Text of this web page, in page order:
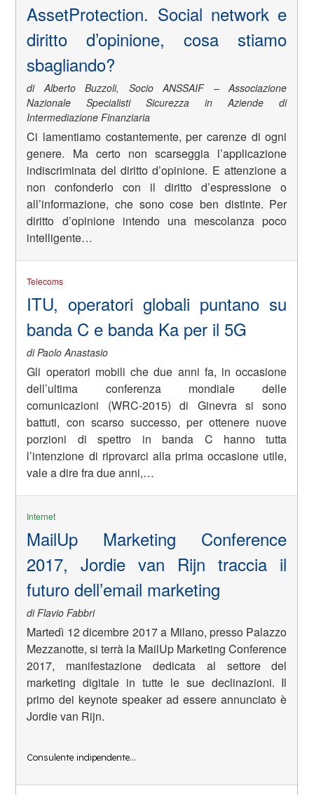
AssetProtection. Social network e
diritto d’opinione, cosa stiamo
sbagliando?
di Alberto Buzzoli, Socio ANSSAIF – Associazione
Nazionale Specialisti Sicurezza in Aziende di
Intermediazione Finanziaria
Ci lamentiamo costantemente, per carenze di ogni
genere. Ma certo non scarseggia l’applicazione
indiscriminata del diritto d’opinione. E attenzione a
non confonderlo con il diritto d’espressione o
all’informazione, che sono cose ben distinte. Per
diritto d’opinione intendo una mescolanza poco
intelligente…
Telecoms
ITU, operatori globali puntano su
banda C e banda Ka per il 5G
di Paolo Anastasio
Gli operatori mobili che due anni fa, in occasione
dell’ultima conferenza mondiale delle
comunicazioni (WRC-2015) di Ginevra si sono
battuti, con scarso successo, per ottenere nuove
porzioni di spettro in banda C hanno tutta
l’intenzione di riprovarci alla prima occasione utile,
vale a dire fra due anni,…
Internet
MailUp Marketing Conference
2017, Jordie van Rijn traccia il
futuro dell’email marketing
di Flavio Fabbri
Martedì 12 dicembre 2017 a Milano, presso Palazzo
Mezzanotte, si terrà la MailUp Marketing Conference
2017, manifestazione dedicata al settore del
marketing digitale in tutte le sue declinazioni. Il
primo dei keynote speaker ad essere annunciato è
Jordie van Rijn.
Consulente indipendente…